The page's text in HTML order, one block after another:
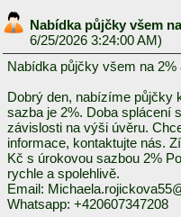
Nabídka půjčky všem
6/25/2026 3:24:00 AM)
Nabídka půjčky všem na 2%
Dobrý den, nabízíme půjčky
sazba je 2%. Doba splácení
závislosti na výši úvěru.
informace, kontaktujte nás.
Kč s úrokovou sazbou 2%
rychle a spolehlivě.
Email:
Whatsapp: +420607347208